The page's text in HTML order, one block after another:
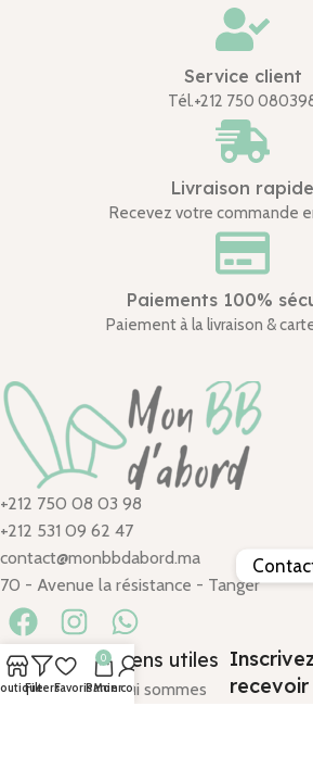
Service client
Tél.+212 750
Livraison rapide
Recevez votre commande
Paiements 100%
Paiement à la livraison &
+212 750 08 03 98
+212 531 09 62 47
contact@monbbdabord.ma
70 - Avenue la résistance - Tanger
Catégories
Promenade
Liens utiles
Qui sommes
recevoir
FiltersFavoris
0
Panier
Mon compte